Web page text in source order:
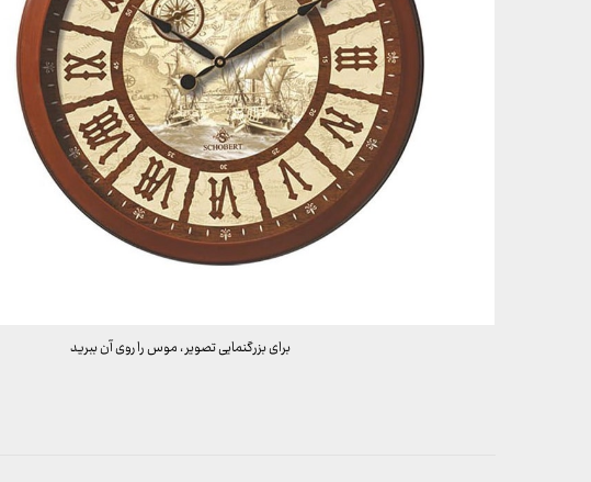
برای بزرگنمایی تصویر ، موس را روی آن ببرید